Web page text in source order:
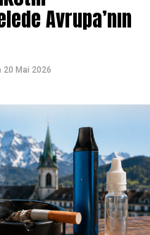
Avrupa’nın
20 Mai 2026